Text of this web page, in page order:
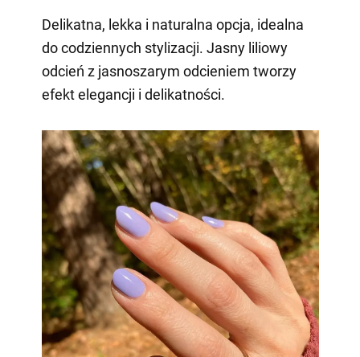
Delikatna, lekka i naturalna opcja, idealna
do codziennych stylizacji. Jasny liliowy
odcień z jasnoszarym odcieniem tworzy
efekt elegancji i delikatności.